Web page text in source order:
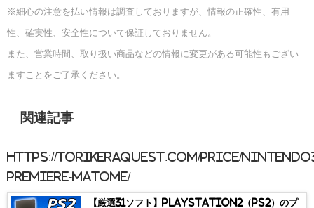
※細心の注意を払い情報は調査しておりますが、情報の正確性、有用
性、確実性、安全性について保証しておりません。
また、営業時間、取り扱い商品などの情報に変更がある可能性もござい
ますことをご了承ください。
関連記事
https://torikeraquest.com/price/
premiere-matome/
【厳選31ソフト】PlayStation2（PS2）のプ